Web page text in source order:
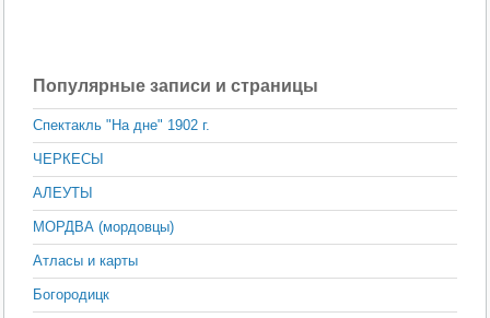
Популярные записи и страницы
Спектакль "На дне" 1902 г.
ЧЕРКЕСЫ
АЛЕУТЫ
МОРДВА (мордовцы)
Атласы и карты
Богородицк